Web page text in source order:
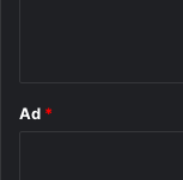
Ad *